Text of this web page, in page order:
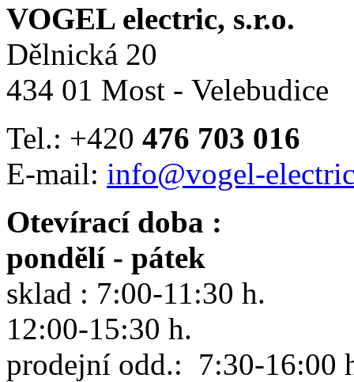
VOGEL electric, s.r.o.
Dělnická 20
434 01 Most - Velebudice
Tel.: +420 476 703 016
E-mail: info@vogel-
Otevírací doba :
pondělí - pátek
sklad : 7:00-11:30 h.
12:00-15:30 h.
prodejní odd.: 7:30-16:00